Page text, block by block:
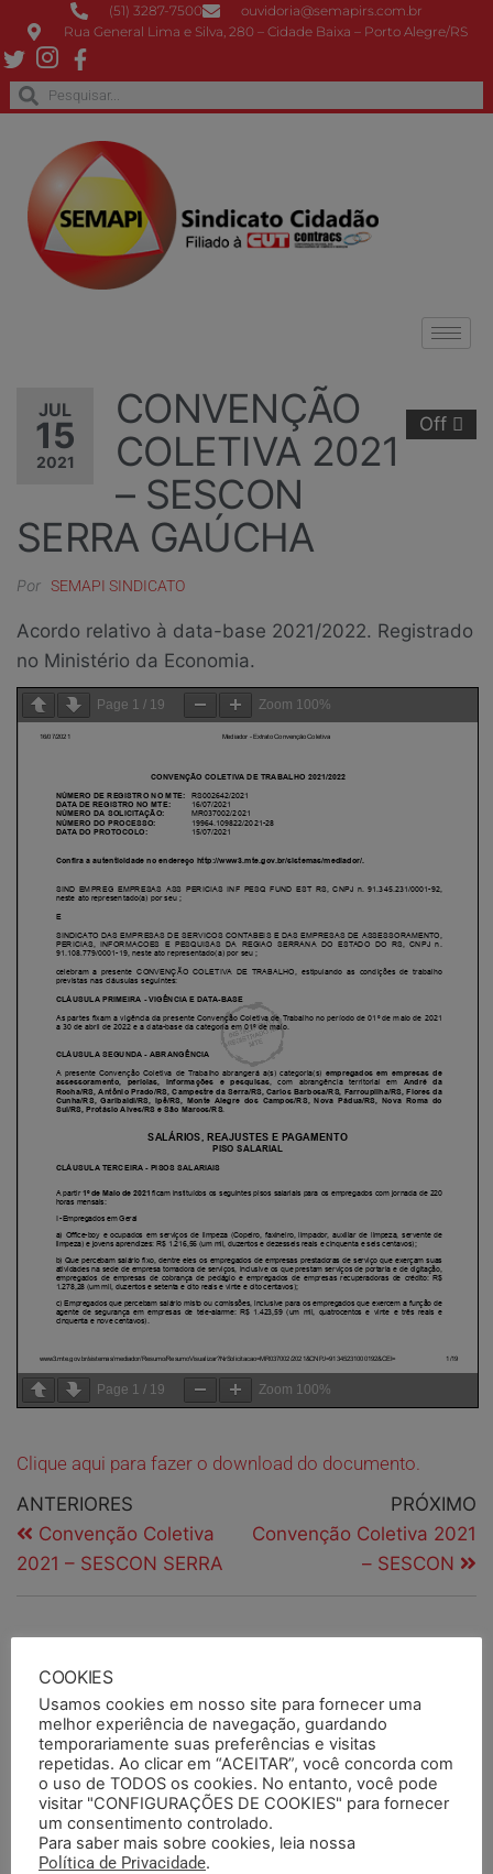
(51) 3287-7500
ouvidoria@semapirs.com.br
Rua General Lima e Silva, 280 – Cidade Baixa – Porto Alegre/RS
JUL
15
2021
Off
CONVENÇÃO
COLETIVA 2021
– SESCON
SERRA GAÚCHA
Por SEMAPI SINDICATO
Acordo relativo à data-base 2021/2022. Registrado
no Ministério da Economia.
Page 1 / 19 Zoom 100%
Page 1 / 19 Zoom 100%
Clique aqui para fazer o download do documento.
ANTERIORES
Convenção Coletiva
2021 – SESCON SERRA
PRÓXIMO
Convenção Coletiva 2021
– SESCON
PESQUISAR DOCUMENTOS
PESQUISAR POR TERMOS
COOKIES
Usamos cookies em nosso site para fornecer uma
melhor experiência de navegação, guardando
temporariamente suas preferências e visitas
repetidas. Ao clicar em “ACEITAR”, você concorda com
o uso de TODOS os cookies. No entanto, você pode
visitar "CONFIGURAÇÕES DE COOKIES" para fornecer
um consentimento controlado.
Para saber mais sobre cookies, leia nossa
Política de Privacidade.